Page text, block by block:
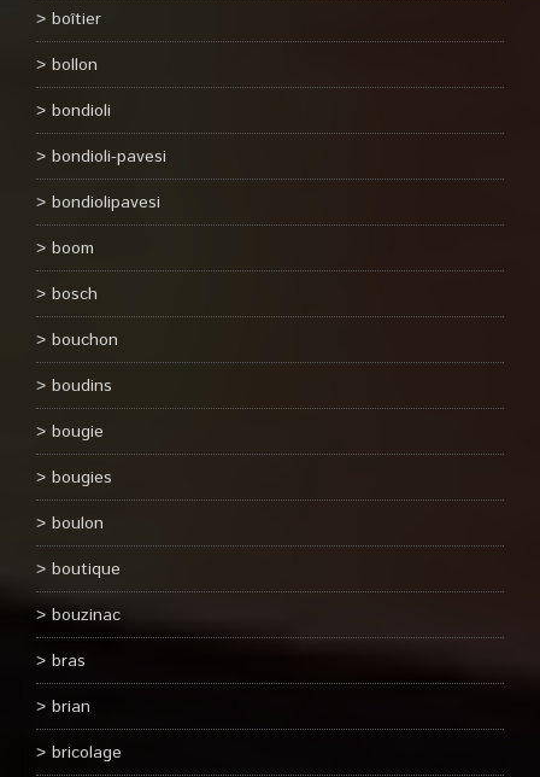
boîtier
bollon
bondioli
bondioli-pavesi
bondiolipavesi
boom
bosch
bouchon
boudins
bougie
bougies
boulon
boutique
bouzinac
bras
brian
bricolage